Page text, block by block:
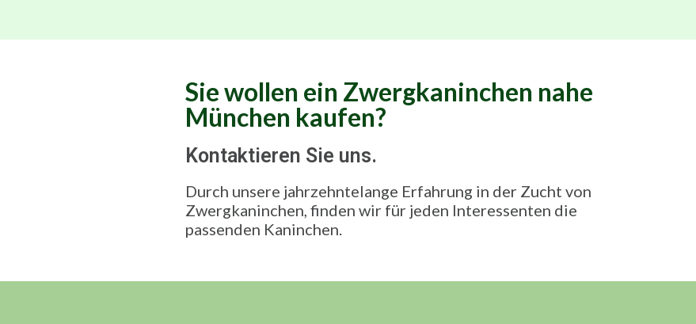
Sie wollen ein Zwergkaninchen nahe
München kaufen?
Kontaktieren Sie uns.
Durch unsere jahrzehntelange Erfahrung in der Zucht von
Zwergkaninchen, finden wir für jeden Interessenten die
passenden Kaninchen.